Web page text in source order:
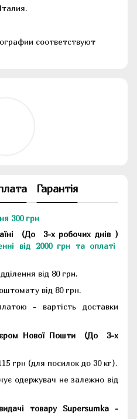
соответствуют
Гарантія
300 грн
(До 3-х робочих днів )
від 2000 грн та оплаті
від 80 грн.
від 80 грн.
- вартість доставки
Нової Пошти (До 3-х
грн (для посилок до 30 кг).
одержувач не залежно від
товару Supersumka -